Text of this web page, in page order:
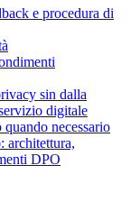
e procedura di
sin dalla
digitale
necessario
architettura,
DPO